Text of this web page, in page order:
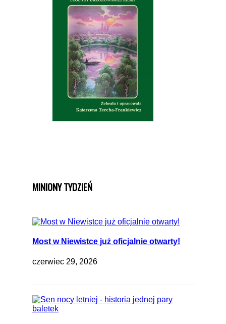
MINIONY TYDZIEŃ
Most w Niewistce już oficjalnie otwarty!
czerwiec 29, 2026